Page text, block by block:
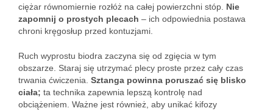
ciężar równomiernie rozłóż na całej powierzchni stóp. Nie
zapomnij o prostych plecach – ich odpowiednia postawa
chroni kręgosłup przed kontuzjami.
Ruch wyprostu biodra zaczyna się od zgięcia w tym
obszarze. Staraj się utrzymać plecy proste przez cały czas
trwania ćwiczenia. Sztanga powinna poruszać się blisko
ciała; ta technika zapewnia lepszą kontrolę nad
obciążeniem. Ważne jest również, aby unikać kifozy